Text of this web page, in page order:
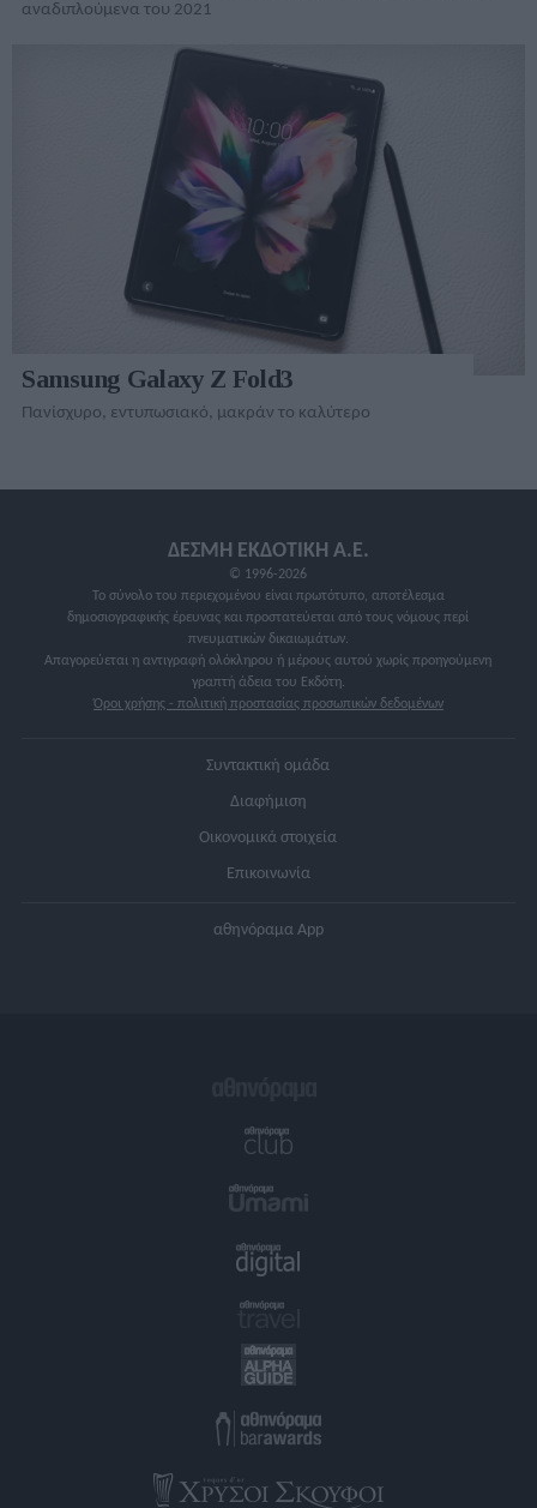
αναδιπλούμενα του 2021
Samsung Galaxy Z Fold3
Πανίσχυρο, εντυπωσιακό, μακράν το καλύτερο
ΔΕΣΜΗ ΕΚΔΟΤΙΚΗ A.E.
© 1996-2026
Το σύνολο του περιεχομένου είναι πρωτότυπο, αποτέλεσμα
δημοσιογραφικής έρευνας και προστατεύεται από τους νόμους περί
πνευματικών δικαιωμάτων.
Απαγορεύεται η αντιγραφή ολόκληρου ή μέρους αυτού χωρίς προηγούμενη
γραπτή άδεια του Εκδότη.
Όροι χρήσης - πολιτική προστασίας προσωπικών δεδομένων
Συντακτική ομάδα
Διαφήμιση
Οικονομικά στοιχεία
Επικοινωνία
αθηνόραμα App